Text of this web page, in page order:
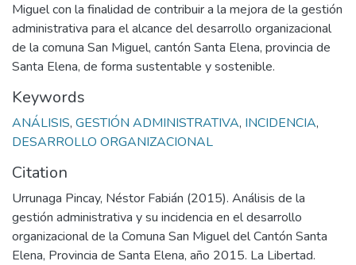
Miguel con la finalidad de contribuir a la mejora de la gestión
administrativa para el alcance del desarrollo organizacional
de la comuna San Miguel, cantón Santa Elena, provincia de
Santa Elena, de forma sustentable y sostenible.
Keywords
ANÁLISIS, GESTIÓN ADMINISTRATIVA, INCIDENCIA,
DESARROLLO ORGANIZACIONAL
Citation
Urrunaga Pincay, Néstor Fabián (2015). Análisis de la
gestión administrativa y su incidencia en el desarrollo
organizacional de la Comuna San Miguel del Cantón Santa
Elena, Provincia de Santa Elena, año 2015. La Libertad.